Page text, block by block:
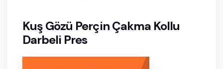
Kuş Gözü Perçin Çakma Kollu
Darbeli Pres